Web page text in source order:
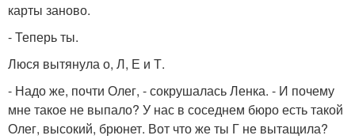
карты заново.
- Теперь ты.
Люся вытянула о, Л, Е и Т.
- Надо же, почти Олег, - сокрушалась Ленка. - И почему
мне такое не выпало? У нас в соседнем бюро есть такой
Олег, высокий, брюнет. Вот что же ты Г не вытащила?